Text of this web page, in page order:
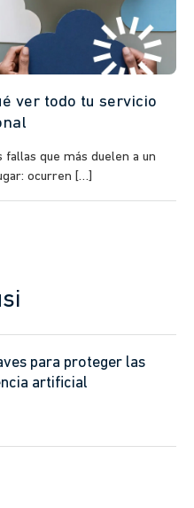
ver todo tu servicio
que más duelen a un
ocurren […]
para proteger las
artificial